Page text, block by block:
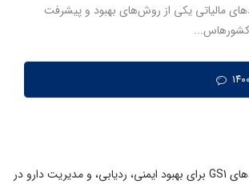
مالیاتی یکی از روش‌های بهبود و پیشرفت
کشورهاس...
استفاده از استانداردهای GS1 برای بهبود ایمنی، ردیابی، و مدیریت دارو در